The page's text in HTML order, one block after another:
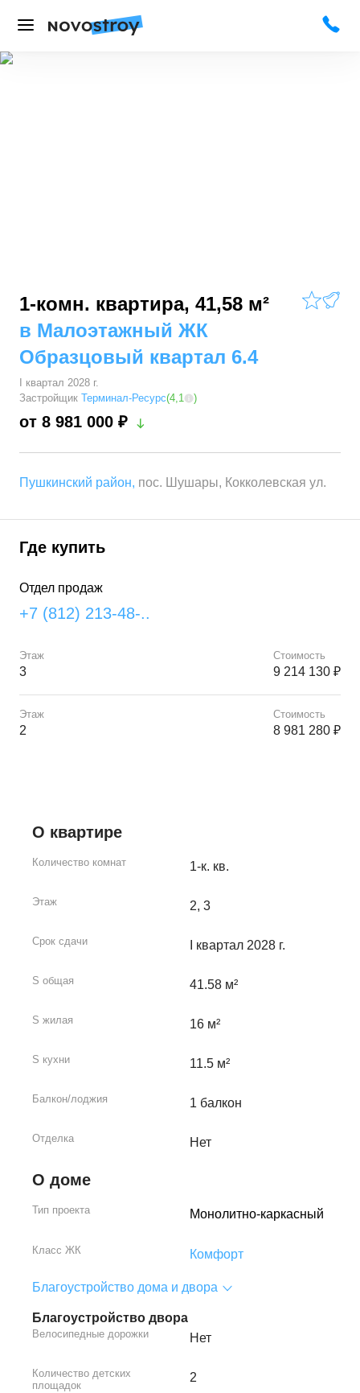
1-комн. квартира, 41,58 м²
в Малоэтажный ЖК
Образцовый квартал 6.4
I квартал 2028 г.
Застройщик Терминал-Ресурс(4,1 )
от 8 981 000 ₽
Пушкинский район, пос. Шушары, Кокколевская ул.
Где купить
Отдел продаж
+7 (812) 213-48-..
Этаж
3
Стоимость
9 214 130 ₽
Этаж
2
Стоимость
8 981 280 ₽
О квартире
Количество комнат 1-к. кв.
Этаж 2, 3
Срок сдачи I квартал 2028 г.
S общая 41.58 м²
S жилая 16 м²
S кухни 11.5 м²
Балкон/лоджия 1 балкон
Отделка Нет
О доме
Тип проекта Монолитно-каркасный
Класс ЖК Комфорт
Благоустройство дома и двора
Благоустройство двора
Велосипедные дорожки Нет
Количество детских
площадок
2